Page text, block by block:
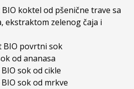
koktel od pšenične trave sa
ekstraktom zelenog čaja i
BIO povrtni sok
od ananasa
sok od cikle
sok od mrkve